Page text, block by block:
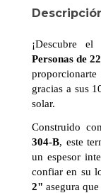
¡Descubre
Personas de
gracias a sus
solar.
Construido
304-B, este
un espesor
confiar en su
2" asegura